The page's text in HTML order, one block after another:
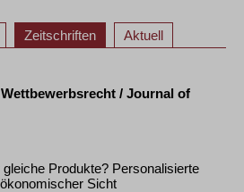
Zeitschriften Aktuell
/ Journal of
Produkte? Personalisierte
Sicht